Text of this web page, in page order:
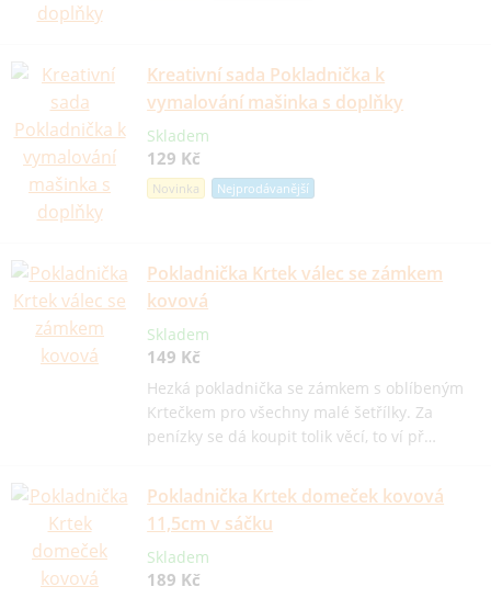
Kreativní sada Pokladnička k
vymalování mašinka s doplňky
Skladem
129 Kč
Novinka Nejprodávanější
Pokladnička Krtek válec se zámkem
kovová
Skladem
149 Kč
Hezká pokladnička se zámkem s oblíbeným
Krtečkem pro všechny malé šetřílky. Za
penízky se dá koupit tolik věcí, to ví př…
Pokladnička Krtek domeček kovová
11,5cm v sáčku
Skladem
189 Kč